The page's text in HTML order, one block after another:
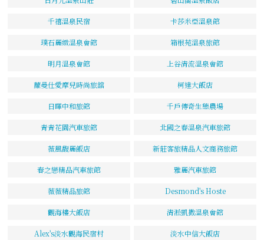
千禧溫泉民宿 卡莎米亞溫泉館
璞石麗緻溫泉會館 箱根苑溫泉旅館
明月溫泉會館 上谷清流溫泉會館
蘿曼仕愛摩兒時尚旅舘 柯達大飯店
日暉中和旅館 千戶傳奇生態農場
青青花園汽車旅館 北國之春溫泉汽車旅館
薇風馥麗飯店 新莊客旅精品人文商務旅館
春之戀精品汽車旅館 雅麗汽車旅館
薇薇精品旅館 Desmond's Hoste
觀海樓大飯店 清淞凱撒溫泉會館
Alex's淡水觀海民宿村 淡水中信大飯店